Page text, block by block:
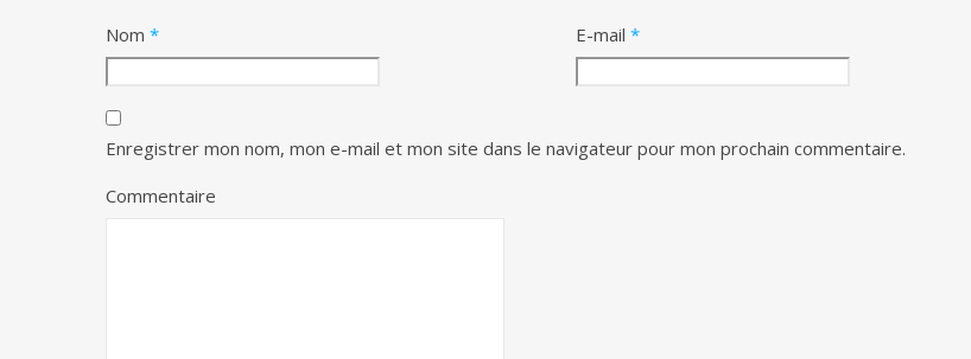
Nom * E-mail *
Enregistrer mon nom, mon e-mail et mon site dans le navigateur pour mon prochain commentaire.
Commentaire